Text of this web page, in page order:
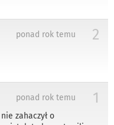
2
ponad rok temu
1
ponad rok temu
zahaczył o